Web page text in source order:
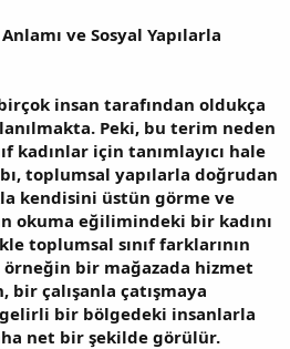
ve Sosyal Yapılarla
insan tarafından oldukça
Peki, bu terim neden
kadınlar için tanımlayıcı hale
toplumsal yapılarla doğrudan
kendisini üstün görme ve
okuma eğilimindeki bir kadını
toplumsal sınıf farklarının
bir mağazada hizmet
bir çalışanla çatışmaya
bir bölgedeki insanlarla
net bir şekilde görülür.